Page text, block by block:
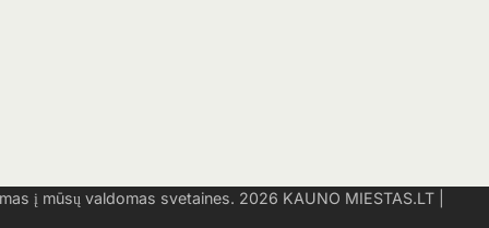
į mūsų valdomas svetaines. 2026 KAUNO MIESTAS.LT|